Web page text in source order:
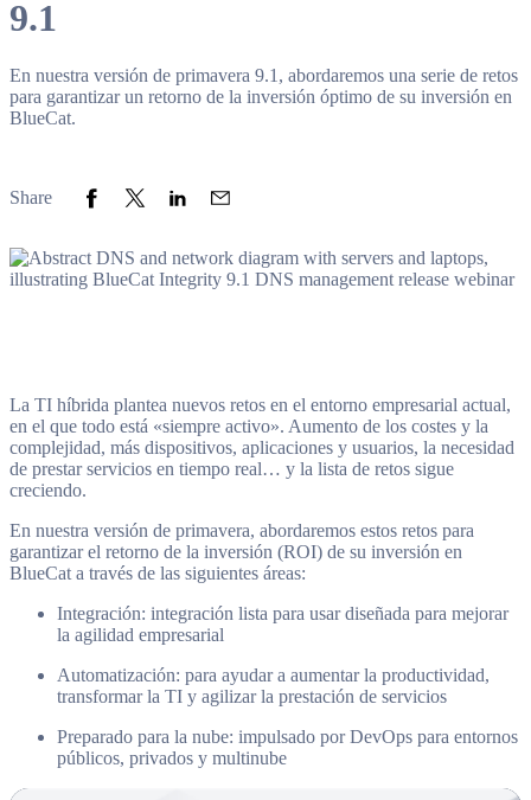
9.1
En nuestra versión de primavera 9.1, abordaremos una serie de retos
para garantizar un retorno de la inversión óptimo de su inversión en
BlueCat.
Share Share to Facebook
Share to Twitter
Share to LinkedIn
Share to Email
La TI híbrida plantea nuevos retos en el entorno empresarial actual,
en el que todo está «siempre activo». Aumento de los costes y la
complejidad, más dispositivos, aplicaciones y usuarios, la necesidad
de prestar servicios en tiempo real… y la lista de retos sigue
creciendo.
En nuestra versión de primavera, abordaremos estos retos para
garantizar el retorno de la inversión (ROI) de su inversión en
BlueCat a través de las siguientes áreas:
Integración: integración lista para usar diseñada para mejorar
la agilidad empresarial
Automatización: para ayudar a aumentar la productividad,
transformar la TI y agilizar la prestación de servicios
Preparado para la nube: impulsado por DevOps para entornos
públicos, privados y multinube